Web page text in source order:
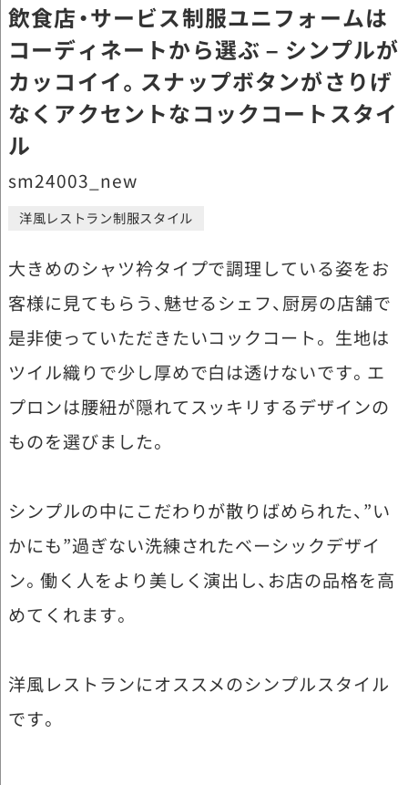
飲食店・サービス制服ユニフォームは
コーディネートから選ぶ – シンプルが
カッコイイ。スナップボタンがさりげ
なくアクセントなコックコートスタイ
ル
sm24003_new
洋風レストラン制服スタイル
大きめのシャツ衿タイプで調理している姿をお
客様に見てもらう、魅せるシェフ、厨房の店舗で
是非使っていただきたいコックコート。 生地は
ツイル織りで少し厚めで白は透けないです。エ
プロンは腰紐が隠れてスッキリするデザインの
ものを選びました。
シンプルの中にこだわりが散りばめられた、”い
かにも”過ぎない洗練されたベーシックデザイ
ン。働く人をより美しく演出し、お店の品格を高
めてくれます。
洋風レストランにオススメのシンプルスタイル
です。